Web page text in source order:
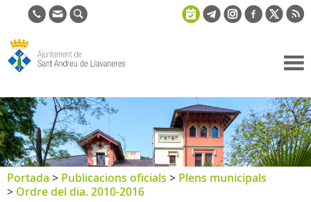
de Sant
Andreu de
Llavaneres
Portada > Publicacions oficials > Plens municipals
> Ordre del dia. 2010-2016